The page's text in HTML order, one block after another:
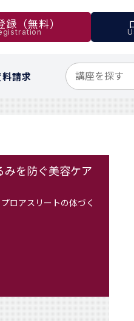
録（無料）
料請求
みを防ぐ美容ケア
ロアスリートの体づく